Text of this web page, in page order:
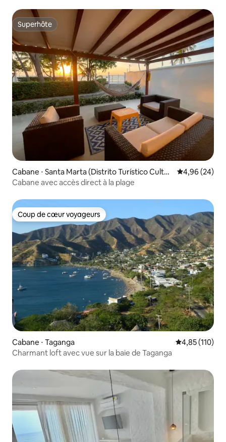
Superhôte
Superhôte
Cabane ⋅ Santa Marta (Distrito Turístico Cultur
al E Histórico)
Évaluation
4,96 (24)
Cabane avec accès direct à la plage
Coup de cœur voyageurs
Coup de cœur voyageurs
Cabane ⋅ Taganga Évaluation
4,85 (110)
Charmant loft avec vue sur la baie de Taganga